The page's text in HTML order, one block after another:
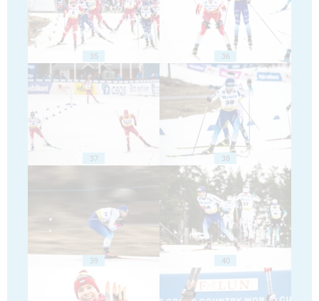
35 36
37 38
39 40